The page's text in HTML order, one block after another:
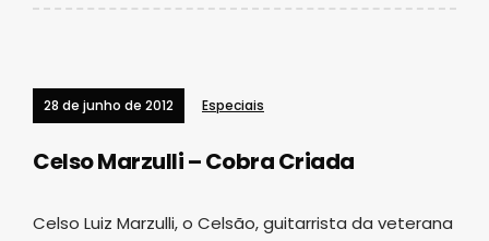
28 de junho de 2012 Especiais
Celso Marzulli – Cobra Criada
Celso Luiz Marzulli, o Celsão, guitarrista da veterana